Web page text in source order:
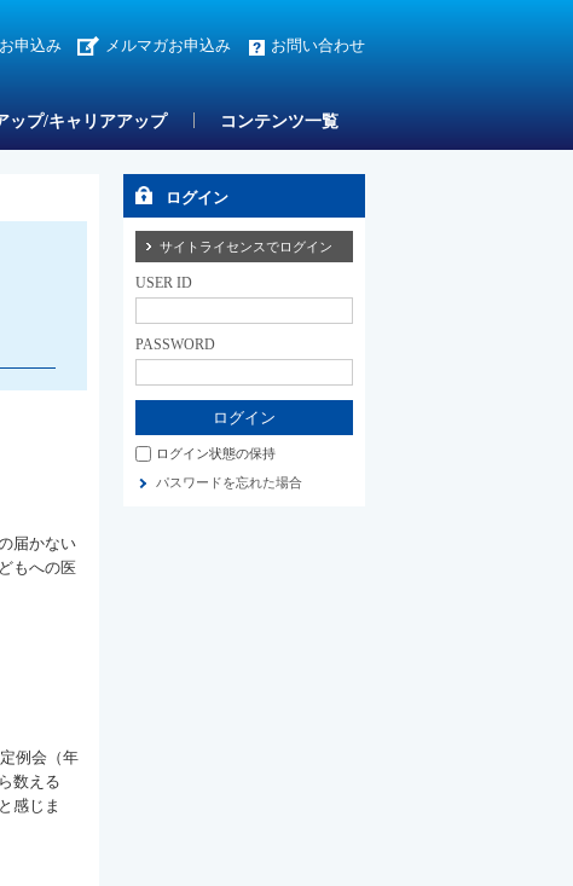
申込み メルマガお申込み お問い合わせ
ップ/キャリアアップ コンテンツ一覧
届かない
もへの医
例会（年
数える
感じま
ログイン
サイトライセンスでログイン
USER ID
PASSWORD
ログイン状態の保持
パスワードを忘れた場合